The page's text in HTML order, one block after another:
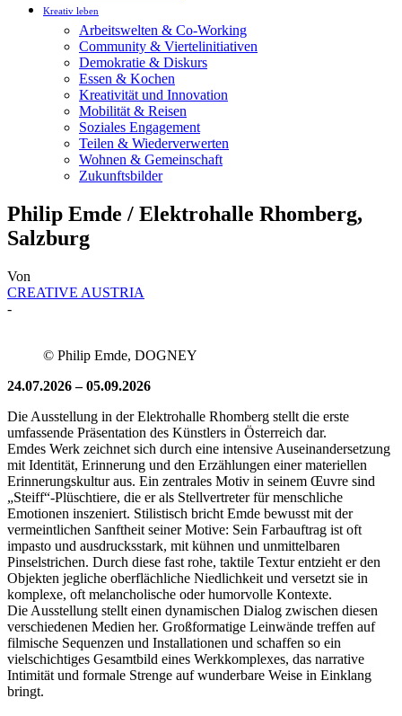
Kreativ leben
Arbeitswelten & Co-Working
Community & Viertelinitiativen
Demokratie & Diskurs
Essen & Kochen
Kreativität und Innovation
Mobilität & Reisen
Soziales Engagement
Teilen & Wiederverwerten
Wohnen & Gemeinschaft
Zukunftsbilder
Philip Emde / Elektrohalle Rhomberg,
Salzburg
Von
CREATIVE AUSTRIA
-
© Philip Emde, DOGNEY
24.07.2026 – 05.09.2026
Die Ausstellung in der Elektrohalle Rhomberg stellt die erste
umfassende Präsentation des Künstlers in Österreich dar.
Emdes Werk zeichnet sich durch eine intensive Auseinandersetzung
mit Identität, Erinnerung und den Erzählungen einer materiellen
Erinnerungskultur aus. Ein zentrales Motiv in seinem Œuvre sind
„Steiff“-Plüschtiere, die er als Stellvertreter für menschliche
Emotionen inszeniert. Stilistisch bricht Emde bewusst mit der
vermeintlichen Sanftheit seiner Motive: Sein Farbauftrag ist oft
impasto und ausdrucksstark, mit kühnen und unmittelbaren
Pinselstrichen. Durch diese fast rohe, taktile Textur entzieht er den
Objekten jegliche oberflächliche Niedlichkeit und versetzt sie in
komplexe, oft melancholische oder humorvolle Kontexte.
Die Ausstellung stellt einen dynamischen Dialog zwischen diesen
verschiedenen Medien her. Großformatige Leinwände treffen auf
filmische Sequenzen und Installationen und schaffen so ein
vielschichtiges Gesamtbild eines Werkkomplexes, das narrative
Intimität und formale Strenge auf wunderbare Weise in Einklang
bringt.